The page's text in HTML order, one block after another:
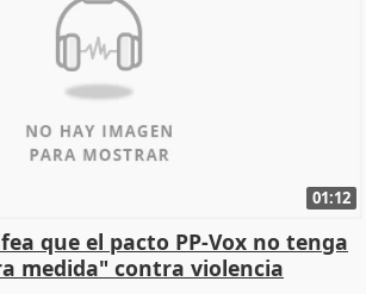
01:12
que el pacto PP-Vox no tenga
medida" contra violencia